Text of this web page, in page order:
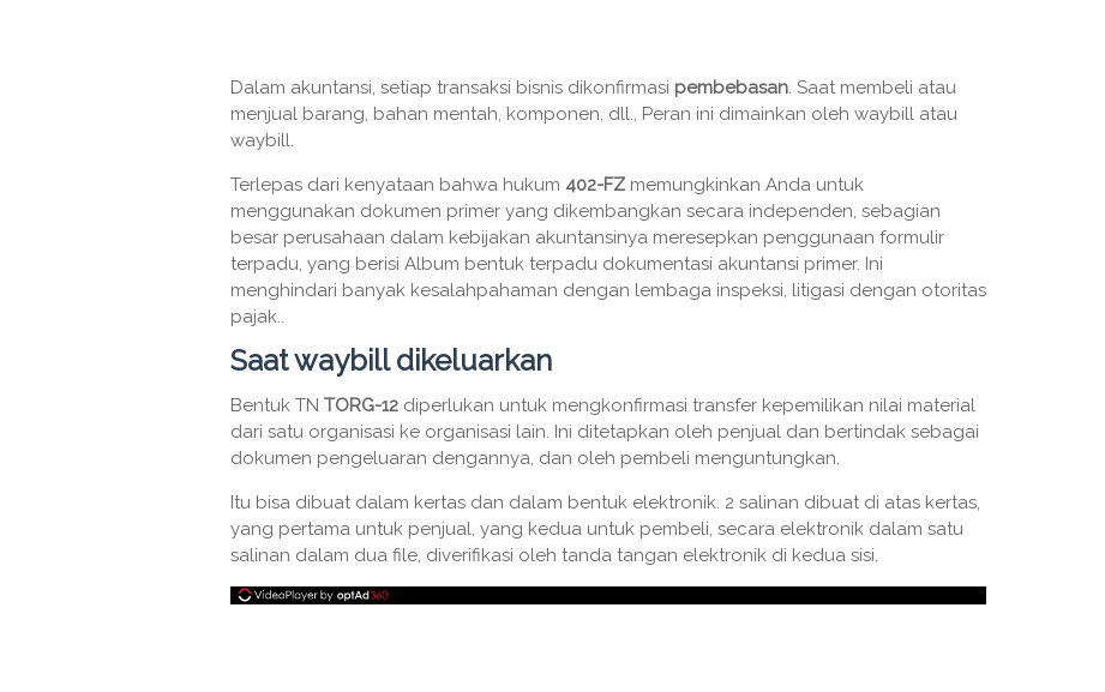
Dalam akuntansi, setiap transaksi bisnis dikonfirmasi pembebasan. Saat membeli atau
menjual barang, bahan mentah, komponen, dll., Peran ini dimainkan oleh waybill atau
waybill.
Terlepas dari kenyataan bahwa hukum 402-FZ memungkinkan Anda untuk
menggunakan dokumen primer yang dikembangkan secara independen, sebagian
besar perusahaan dalam kebijakan akuntansinya meresepkan penggunaan formulir
terpadu, yang berisi Album bentuk terpadu dokumentasi akuntansi primer. Ini
menghindari banyak kesalahpahaman dengan lembaga inspeksi, litigasi dengan otoritas
pajak..
Saat waybill dikeluarkan
Bentuk TN TORG-12 diperlukan untuk mengkonfirmasi transfer kepemilikan nilai material
dari satu organisasi ke organisasi lain. Ini ditetapkan oleh penjual dan bertindak sebagai
dokumen pengeluaran dengannya, dan oleh pembeli menguntungkan.
Itu bisa dibuat dalam kertas dan dalam bentuk elektronik. 2 salinan dibuat di atas kertas,
yang pertama untuk penjual, yang kedua untuk pembeli, secara elektronik dalam satu
salinan dalam dua file, diverifikasi oleh tanda tangan elektronik di kedua sisi.